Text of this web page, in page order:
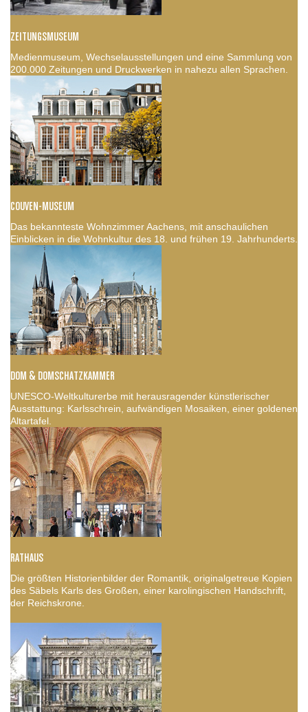
ZEITUNGSMUSEUM
Medienmuseum, Wechselausstellungen und eine Sammlung von
200.000 Zeitungen und Druckwerken in nahezu allen Sprachen.
COUVEN-MUSEUM
Das bekannteste Wohnzimmer Aachens, mit anschaulichen
Einblicken in die Wohnkultur des 18. und frühen 19. Jahrhunderts.
DOM & DOMSCHATZKAMMER
UNESCO-Weltkulturerbe mit herausragender künstlerischer
Ausstattung: Karlsschrein, aufwändigen Mosaiken, einer goldenen
Altartafel.
RATHAUS
Die größten Historienbilder der Romantik, originalgetreue Kopien
des Säbels Karls des Großen, einer karolingischen Handschrift,
der Reichskrone.